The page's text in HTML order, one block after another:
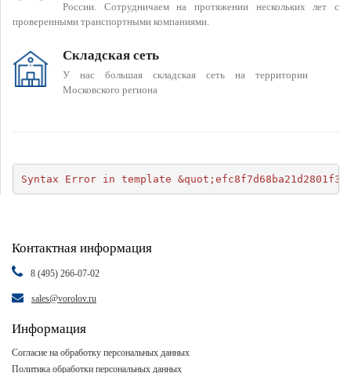
России. Сотрудничаем на протяжении нескольких лет с
проверенными транспортными компаниями.
Складская сеть
У нас большая складская сеть на территории
Московского региона
Syntax Error in template
Контактная информация
8 (495) 266-07-02
sales@vorolov.ru
Информация
Согласие на обработку персональных данных
Политика обработки персональных данных